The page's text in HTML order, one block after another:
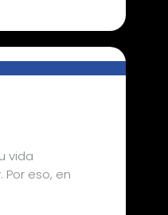
vida
eso, en